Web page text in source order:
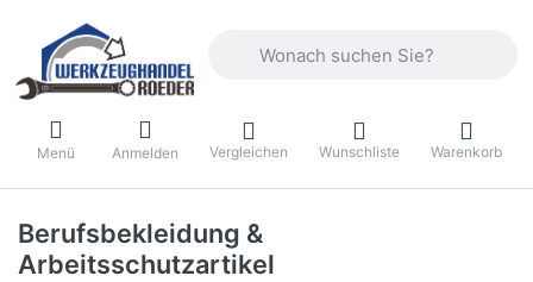
Menü Anmelden Vergleichen Wunschliste Warenkorb
Berufsbekleidung &
Arbeitsschutzartikel